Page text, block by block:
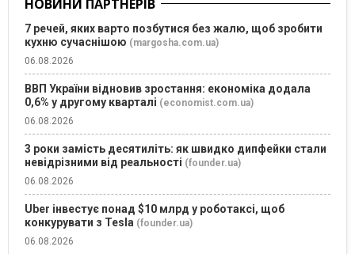
НОВИНИ ПАРТНЕРІВ
7 речей, яких варто позбутися без жалю, щоб зробити
кухню сучаснішою (margosha.com.ua)
06.08.2026
ВВП України відновив зростання: економіка додала
0,6% у другому кварталі (economist.com.ua)
06.08.2026
3 роки замість десятиліть: як швидко дипфейки стали
невідрізними від реальності (founder.ua)
06.08.2026
Uber інвестує понад $10 млрд у роботаксі, щоб
конкурувати з Tesla (founder.ua)
06.08.2026